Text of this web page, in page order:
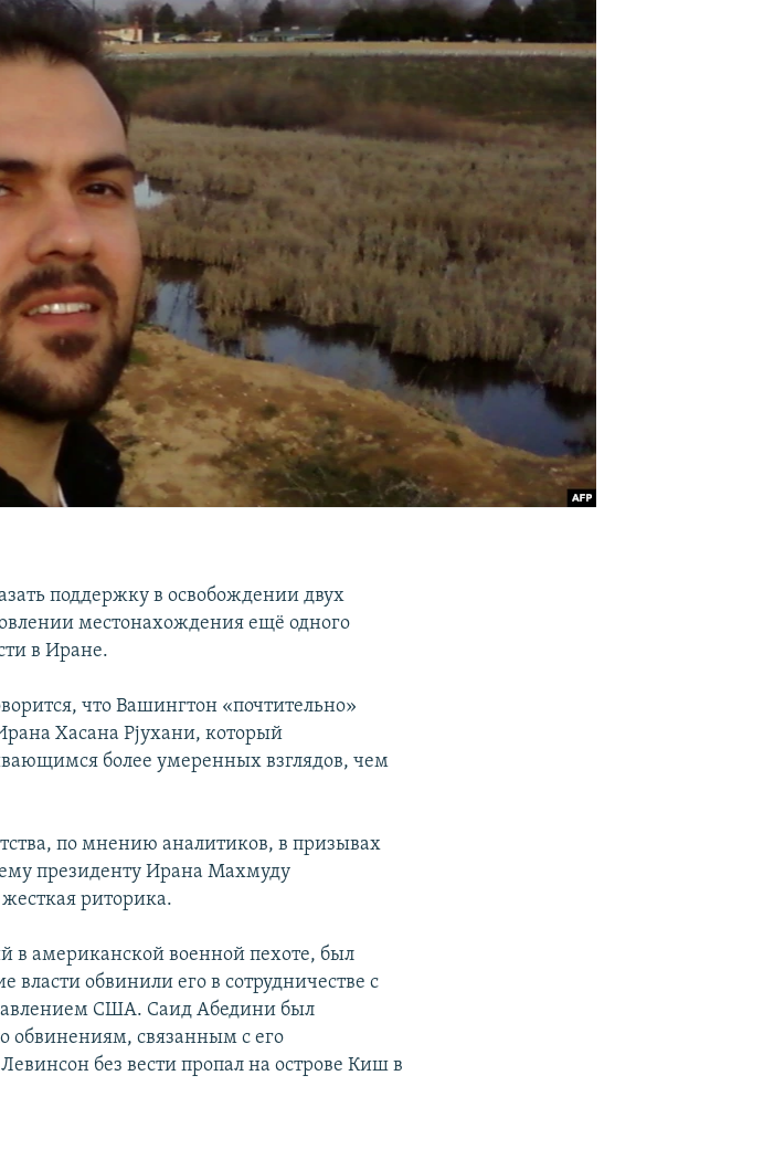
поддержку в освобождении двух
местонахождения ещё одного
в Иране.
что Вашингтон «почтительно»
Хасана Рjухани, который
более умеренных взглядов, чем
по мнению аналитиков, в призывах
президенту Ирана Махмуду
риторика.
американской военной пехоте, был
власти обвинили его в сотрудничестве с
США. Саид Абедини был
обвинениям, связанным с его
без вести пропал на острове Киш в